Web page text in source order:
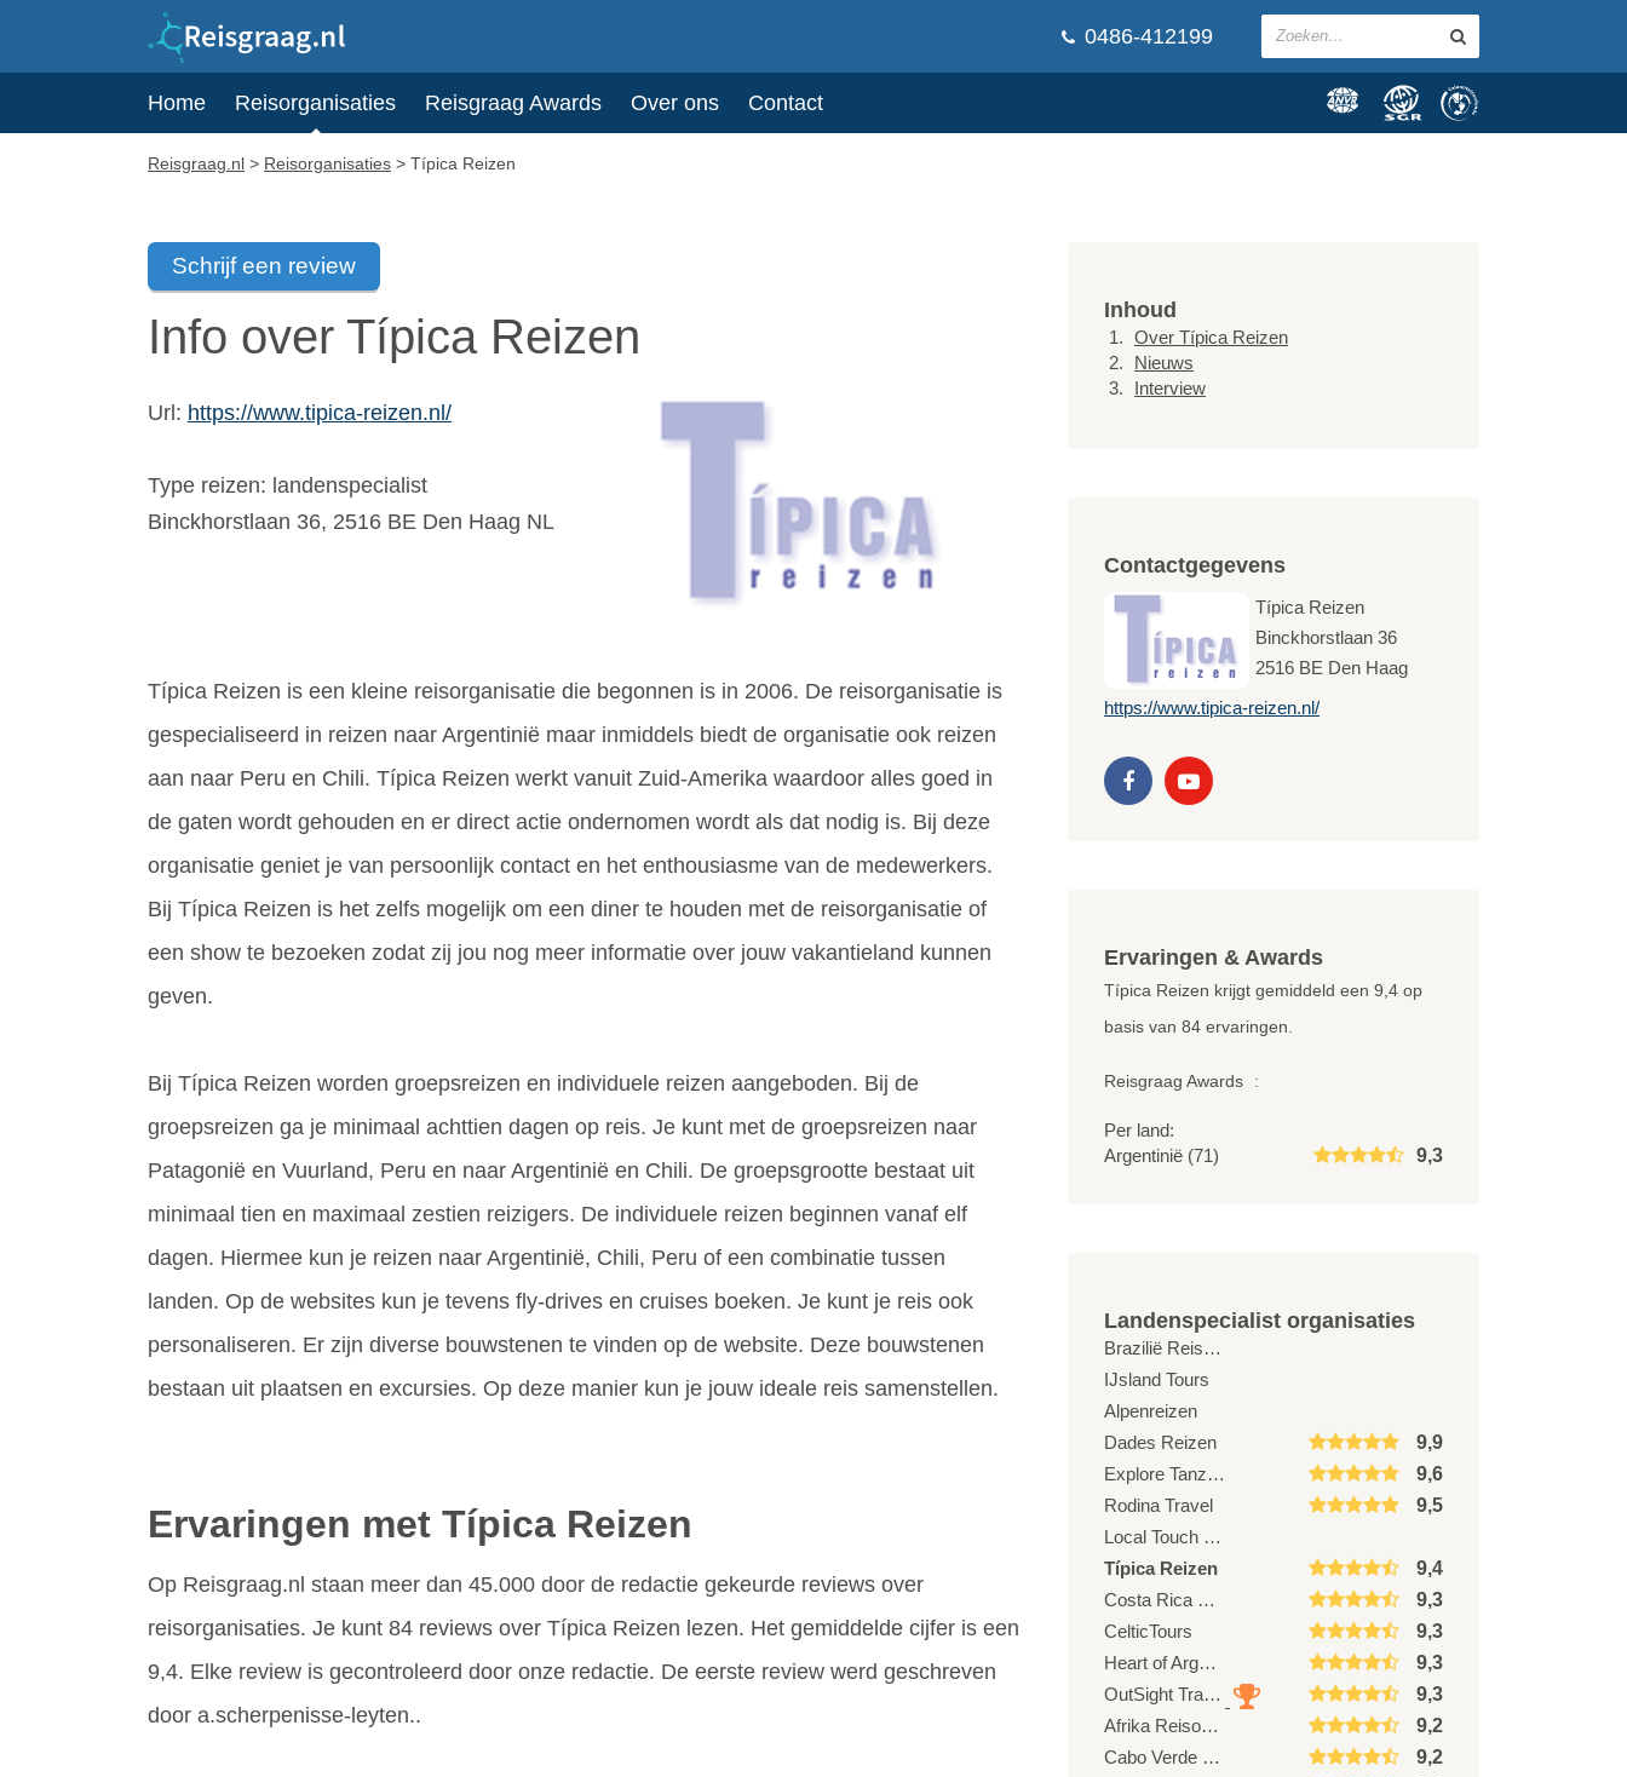
0486-412199
Home Reisorganisaties Reisgraag Awards Over ons Contact
Reisgraag.nl > Reisorganisaties > Típica Reizen
Schrijf een review
Info over Típica Reizen
Url: https://www.tipica-reizen.nl/
Type reizen: landenspecialist
Binckhorstlaan 36, 2516 BE Den Haag NL
Típica Reizen is een kleine reisorganisatie die begonnen is in 2006. De reisorganisatie is
gespecialiseerd in reizen naar Argentinië maar inmiddels biedt de organisatie ook reizen
aan naar Peru en Chili. Típica Reizen werkt vanuit Zuid-Amerika waardoor alles goed in
de gaten wordt gehouden en er direct actie ondernomen wordt als dat nodig is. Bij deze
organisatie geniet je van persoonlijk contact en het enthousiasme van de medewerkers.
Bij Típica Reizen is het zelfs mogelijk om een diner te houden met de reisorganisatie of
een show te bezoeken zodat zij jou nog meer informatie over jouw vakantieland kunnen
geven.
Bij Típica Reizen worden groepsreizen en individuele reizen aangeboden. Bij de
groepsreizen ga je minimaal achttien dagen op reis. Je kunt met de groepsreizen naar
Patagonië en Vuurland, Peru en naar Argentinië en Chili. De groepsgrootte bestaat uit
minimaal tien en maximaal zestien reizigers. De individuele reizen beginnen vanaf elf
dagen. Hiermee kun je reizen naar Argentinië, Chili, Peru of een combinatie tussen
landen. Op de websites kun je tevens fly-drives en cruises boeken. Je kunt je reis ook
personaliseren. Er zijn diverse bouwstenen te vinden op de website. Deze bouwstenen
bestaan uit plaatsen en excursies. Op deze manier kun je jouw ideale reis samenstellen.
Ervaringen met Típica Reizen
Op Reisgraag.nl staan meer dan 45.000 door de redactie gekeurde reviews over
reisorganisaties. Je kunt 84 reviews over Típica Reizen lezen. Het gemiddelde cijfer is een
9,4. Elke review is gecontroleerd door onze redactie. De eerste review werd geschreven
door a.scherpenisse-leyten..
Inhoud
Over Típica Reizen
Nieuws
Interview
Contactgegevens
Típica Reizen
Binckhorstlaan 36
2516 BE Den Haag
https://www.tipica-reizen.nl/
Ervaringen & Awards
Típica Reizen krijgt gemiddeld een 9,4 op
basis van 84 ervaringen.
Reisgraag Awards :
Per land:
Argentinië (71)
9,3
Landenspecialist organisaties
Brazilië Reis Specialist
IJsland Tours
Alpenreizen
Dades Reizen
9,9
Explore Tanzania
9,6
Rodina Travel
9,5
Local Touch Travel
Típica Reizen
9,4
Costa Rica Vakantie
9,3
CelticTours
9,3
Heart of Argentina Travel
9,3
OutSight Travel
9,3
Afrika Reisopmaat
9,2
Cabo Verde Travel
9,2